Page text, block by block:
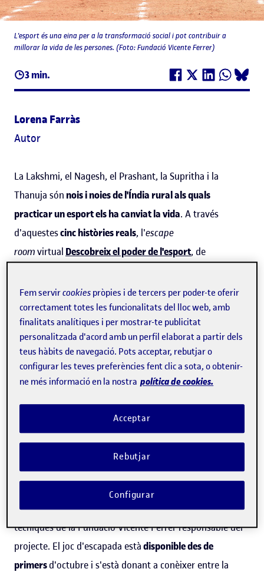
3 min.
L'esport és una eina per a la transformació social i pot contribuir a
millorar la vida de les persones. (Foto: Fundació Vicente Ferrer)
Lorena Farràs
Autor
La Lakshmi, el Nagesh, el Prashant, la Supritha i la
Thanuja són nois i noies de l'Índia ruralals quals
practicar un esport els ha canviat la vida. A través
d'aquestescinc històries reals, l'escape
roomvirtual Descobreix el poder de l'esport, de
capacitat de l'activitat física per fomentar
transformacions individuals i col·lectives. El públic a qui
es dirigeix aquest joc d'escapada, dissenyat pel
grup
GAME dels
Estudis de Ciències de la Informació i de
la Comunicació de la UOCi finançat per l'Agència
Catalana de Cooperació al
Desenvolupament,sónjovesque resideixen i cursen els
escape room
eina per arribar al públic jove i vam confiar en la UOC per
la seva experiència prèvia en la realització d'aquesta
classe de jocs", explicaMireia Salvador Pérez, una de les
tècniques de la Fundació Vicente Ferrer responsable del
projecte. El joc d'escapada estàdisponible des de
primersd'octubre i s'està donant a conèixer entre la
Fem servircookies pròpies i de tercers per poder-te oferir
correctament totes les funcionalitats del lloc web, amb
finalitats analítiques i per mostrar-te publicitat
personalitzada d'acord amb un perfil elaborat a partir dels
teus hàbits de navegació. Pots acceptar, rebutjar o
configurar les teves preferències fent clic a sota, o obtenir-
ne més informació en la nostra política de cookies.
Rebutjar
Acceptar
Configurar